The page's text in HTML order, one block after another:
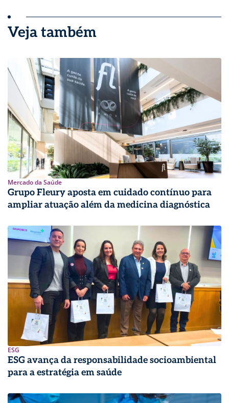
Veja também
Mercado da Saúde
Grupo Fleury aposta em cuidado contínuo para
ampliar atuação além da medicina diagnóstica
ESG
ESG avança da responsabilidade socioambiental
para a estratégia em saúde